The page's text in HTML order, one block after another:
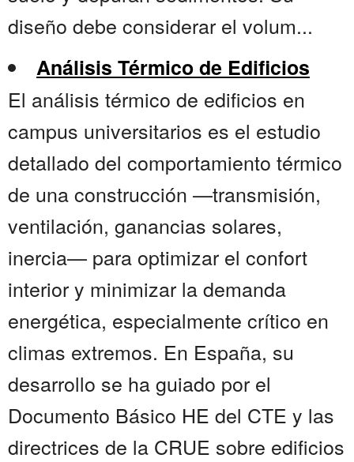
diseño debe considerar el volum...
Análisis Térmico de Edificios
El análisis térmico de edificios en
campus universitarios es el estudio
detallado del comportamiento térmico
de una construcción —transmisión,
ventilación, ganancias solares,
inercia— para optimizar el confort
interior y minimizar la demanda
energética, especialmente crítico en
climas extremos. En España, su
desarrollo se ha guiado por el
Documento Básico HE del CTE y las
directrices de la CRUE sobre edificios